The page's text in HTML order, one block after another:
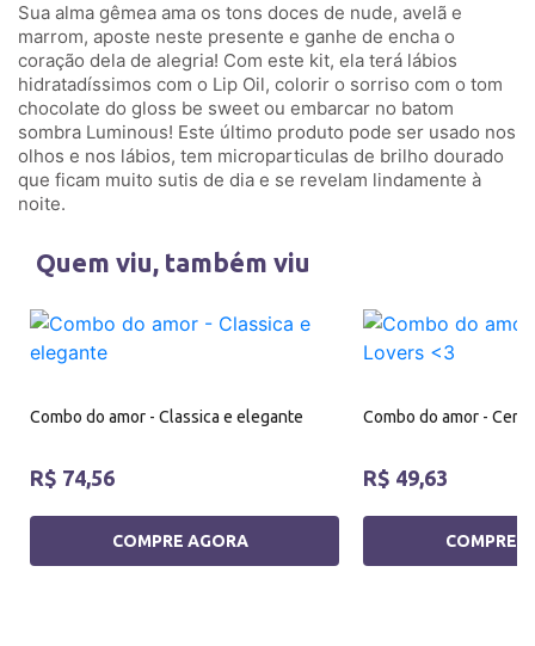
Sua alma gêmea ama os tons doces de nude, avelã e
marrom, aposte neste presente e ganhe de encha o
coração dela de alegria! Com este kit, ela terá lábios
hidratadíssimos com o Lip Oil, colorir o sorriso com o tom
chocolate do gloss be sweet ou embarcar no batom
sombra Luminous! Este último produto pode ser usado nos
olhos e nos lábios, tem microparticulas de brilho dourado
que ficam muito sutis de dia e se revelam lindamente à
noite.
Quem viu, também viu
Combo do amor - Classica e elegante
R$ 74,56
COMPRE AGORA
Combo do amor -
R$ 49,63
COMPRE